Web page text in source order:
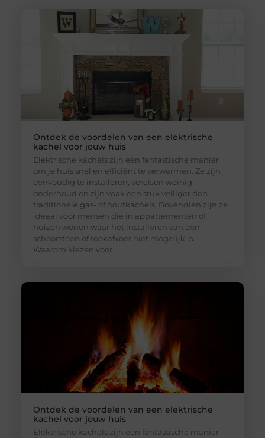
Ontdek de voordelen van een elektrische
kachel voor jouw huis
Elektrische kachels zijn een fantastische manier
om je huis snel en efficiënt te verwarmen. Ze zijn
eenvoudig te installeren, vereisen weinig
onderhoud en zijn vaak een stuk veiliger dan
traditionele gas- of houtkachels. Bovendien zijn ze
ideaal voor mensen die in appartementen of
huizen wonen waar het installeren van een
schoorsteen of rookafvoer niet mogelijk is.
Waarom kiezen voor
Ontdek de voordelen van een elektrische
kachel voor jouw huis
Elektrische kachels zijn een fantastische manier